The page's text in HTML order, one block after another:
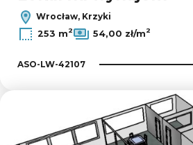
Wrocław, Krzyki
253 m2 54,00 zł/m2
ASO-LW-42107